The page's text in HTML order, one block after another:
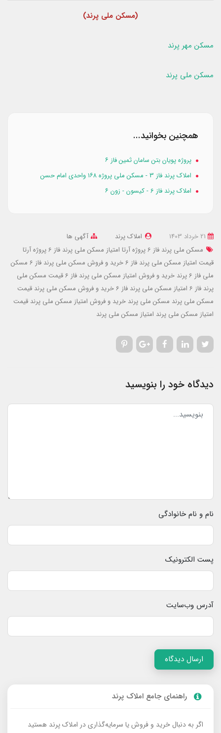
(مسکن ملی پرند)
مسکن مهر پرند
مسکن ملی پرند
همچنین بخوانید...
پروژه پویان بتن سامان ثمین فاز ۶
املاک پرند فاز 3 - مسکن ملی پروژه ۱۶۸ واحدی امام حسن
املاک پرند فاز 6 - کیسون - زون ۶
املاک پرند
آگهی ها
مسکن ملی پرند فاز 6 پروژه آرتا
امتیاز مسکن ملی پرند فاز 6 پروژه آرتا
قیمت امتیاز مسکن ملی پرند فاز 6
خرید و فروش مسکن ملی پرند فاز 6
مسکن
ملی فاز 6 پرند
خرید و فروش امتیاز مسکن ملی پرند فاز 6
قیمت مسکن ملی
پرند فاز 6
امتیاز مسکن ملی پرند فاز 6 خرید و فروش مسکن ملی پرند قیمت
مسکن ملی پرند مسکن ملی پرند خرید و فروش امتیاز مسکن ملی پرند قیمت
امتیاز مسکن ملی پرند امتیاز مسکن ملی پرند
دیدگاه خود را بنویسید
نام و نام خانوادگی
پست الکترونیک
آدرس وب‌سایت
ارسال دیدگاه
راهنمای جامع املاک پرند
اگر به دنبال خرید و فروش یا سرمایه‌گذاری در املاک پرند هستید